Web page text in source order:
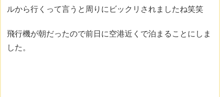
ルから行くって言うと周りにビックリされましたね笑笑
飛行機が朝だったので前日に空港近くで泊まることにしま
した。